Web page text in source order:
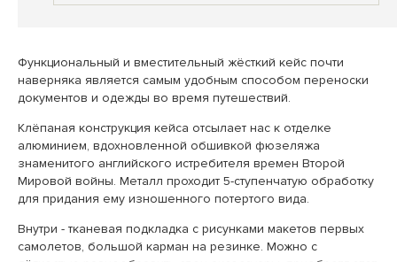
Функциональный и вместительный жёсткий кейс почти
наверняка является самым удобным способом переноски
документов и одежды во время путешествий.
Клёпаная конструкция кейса отсылает нас к отделке
алюминием, вдохновленной обшивкой фюзеляжа
знаменитого английского истребителя времен Второй
Мировой войны. Металл проходит 5-ступенчатую обработку
для придания ему изношенного потертого вида.
Внутри - тканевая подкладка с рисунками макетов первых
самолетов, большой карман на резинке. Можно с